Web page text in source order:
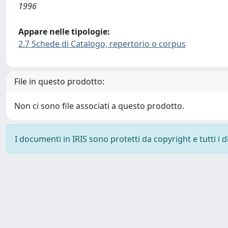
1996
Appare nelle tipologie:
2.7 Schede di Catalogo, repertorio o corpus
File in questo prodotto:
Non ci sono file associati a questo prodotto.
I documenti in IRIS sono protetti da copyright e tutti i